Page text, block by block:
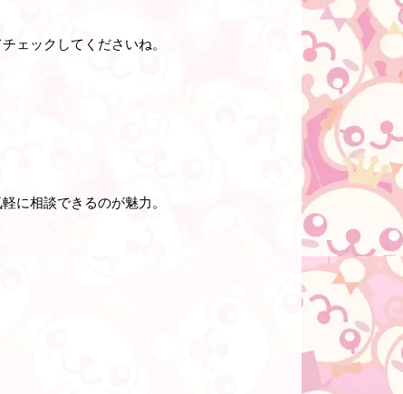
ェックしてくださいね。
に相談できるのが魅力。